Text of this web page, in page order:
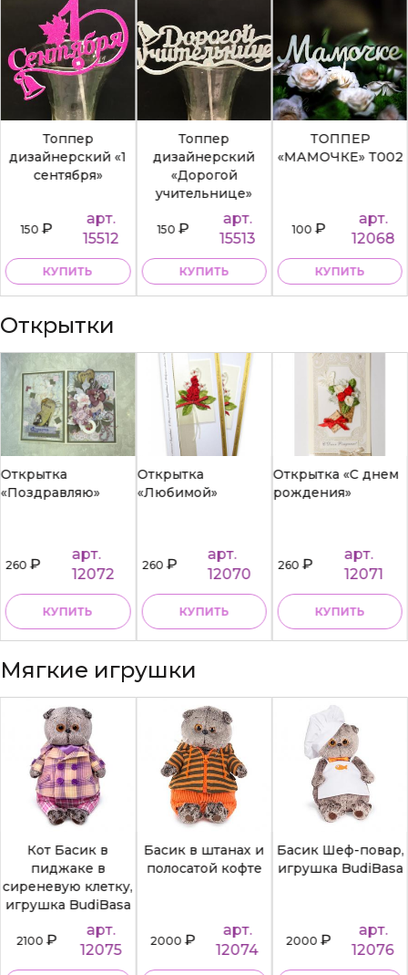
Топпер
дизайнерский «1
сентября»
150₽
арт.
15512
КУПИТЬ
Топпер
дизайнерский
«Дорогой
учительнице»
150₽
арт.
15513
КУПИТЬ
ТОППЕР
«МАМОЧКЕ» Т002
100₽
арт.
12068
КУПИТЬ
Открытки
Открытка
«Поздравляю»
260₽
арт.
12072
КУПИТЬ
Открытка
«Любимой»
260₽
арт.
12070
КУПИТЬ
Открытка «С днем
рождения»
260₽
арт.
12071
КУПИТЬ
Мягкие игрушки
Кот Басик в
пиджаке в
сиреневую клетку,
игрушка BudiBasa
2100₽
арт.
12075
Басик в штанах и
полосатой кофте
2000₽
арт.
12074
Басик Шеф-повар,
игрушка BudiBasa
2000₽
арт.
12076